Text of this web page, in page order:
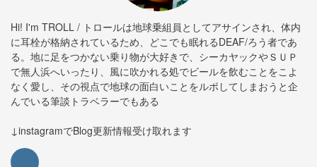
Hi! I'm TROLL / トロールは地球乗組員としてアサインされ、体内
に耳栓が格納されているため、どこでも眠れるDEAF/ろう者であ
る。地に足をつかない乗り物が大好きで、シーカヤックやＳＵＰ
で無人浜へいったり、風に吹かれる処でビールを飲むことをこよ
なく愛し、その視点で地球の面白いことをルポしてしまおうと企
んでいる筆談トラベラーでもある
↓instagramでBlog更新情報受け取れます